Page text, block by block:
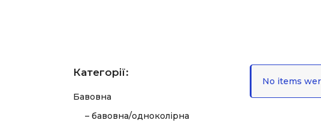
Категорії:
Бавовна
– бавовна/одноколірна
No items